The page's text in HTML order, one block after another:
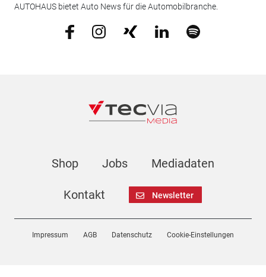
AUTOHAUS bietet Auto News für die Automobilbranche.
Shop Jobs Mediadaten
Kontakt Newsletter
Impressum AGB Datenschutz Cookie-Einstellungen